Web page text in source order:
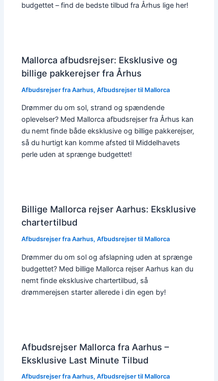
budgettet – find de bedste tilbud fra Århus lige her!
Mallorca afbudsrejser: Eksklusive og
billige pakkerejser fra Århus
Afbudsrejser fra Aarhus,Afbudsrejser til Mallorca
Drømmer du om sol, strand og spændende
oplevelser? Med Mallorca afbudsrejser fra Århus kan
du nemt finde både eksklusive og billige pakkerejser,
så du hurtigt kan komme afsted til Middelhavets
perle uden at sprænge budgettet!
Billige Mallorca rejser Aarhus: Eksklusive
chartertilbud
Afbudsrejser fra Aarhus,Afbudsrejser til Mallorca
Drømmer du om sol og afslapning uden at sprænge
budgettet? Med billige Mallorca rejser Aarhus kan du
nemt finde eksklusive chartertilbud, så
drømmerejsen starter allerede i din egen by!
Afbudsrejser Mallorca fra Aarhus –
Eksklusive Last Minute Tilbud
Afbudsrejser fra Aarhus,Afbudsrejser til Mallorca